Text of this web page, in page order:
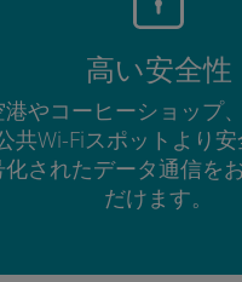
高い安全性
港やコーヒーショップ
共Wi-Fiスポットより
化されたデータ通信を
だけます。